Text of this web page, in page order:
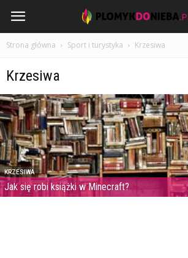
PlomykDoNieba.pl
Strona główna Sport i turystyka Krzesiwa
Krzesiwa
KRZESIWA
Jak się robi książki w Minecraft?